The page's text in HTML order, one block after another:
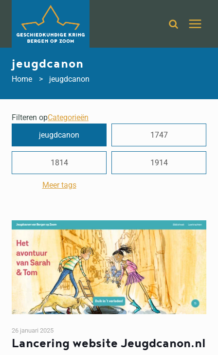
inhoud
jeugdcanon
Home jeugdcanon
Filteren opCategorieën
jeugdcanon
1747
1814 1914
Meer tags
Lancering website Jeugdcanon.nl
26 januari 2025